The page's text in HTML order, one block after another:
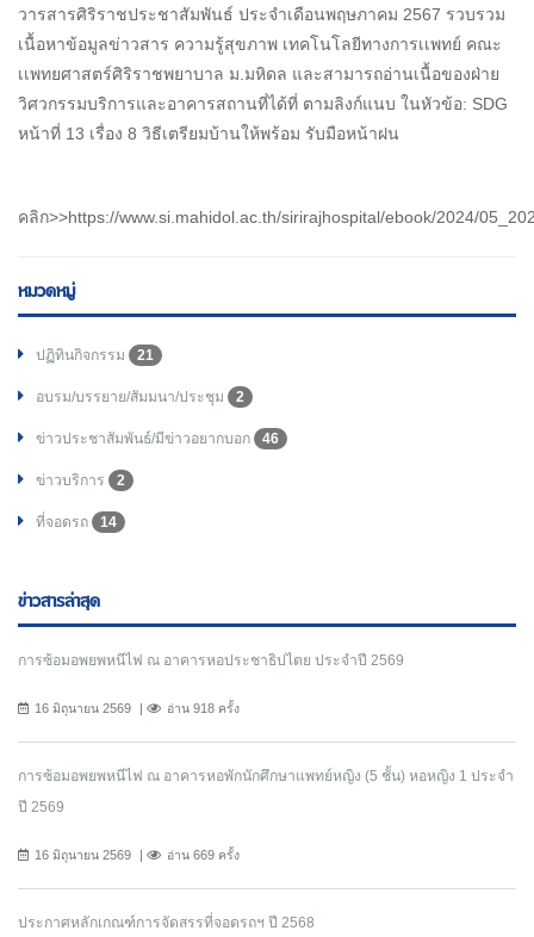
วารสารศิริราชประชาสัมพันธ์ ประจำเดือนพฤษภาคม 2567 รวบรวม
เนื้อหาข้อมูลข่าวสาร ความรู้สุขภาพ เทคโนโลยีทางการเเพทย์ คณะ
เเพทยศาสตร์ศิริราชพยาบาล ม.มหิดล และสามารถอ่านเนื้อของฝ่าย
วิศวกรรมบริการและอาคารสถานที่ได้ที่ ตามลิงก์แนบ ในหัวข้อ: SDG
หน้าที่ 13 เรื่อง 8 วิธีเตรียมบ้านให้พร้อม รับมือหน้าฝน
คลิก>>https://www.si.mahidol.ac.th/sirirajhospital/ebook/2024/
หมวดหมู่
ปฏิทินกิจกรรม 21
อบรม/บรรยาย/สัมมนา/ประชุม 2
ข่าวประชาสัมพันธ์/มีข่าวอยากบอก 46
ข่าวบริการ 2
ที่จอดรถ 14
ข่าวสารล่าสุด
การซ้อมอพยพหนีไฟ ณ อาคารหอประชาธิปไตย ประจำปี 2569
16 มิถุนายน 2569 อ่าน 918 ครั้ง
การซ้อมอพยพหนีไฟ ณ อาคารหอพักนักศึกษาแพทย์หญิง (5 ชั้น) หอหญิง 1 ประจำ
ปี 2569
16 มิถุนายน 2569 อ่าน 669 ครั้ง
ประกาศหลักเกณฑ์การจัดสรรที่จอดรถฯ ปี 2568